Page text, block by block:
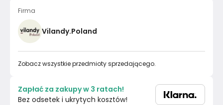
Firma
Vilandy.Poland
Zobacz wszystkie przedmioty sprzedającego.
Zapłać za zakupy w 3 ratach!
Bez odsetek i ukrytych kosztów!